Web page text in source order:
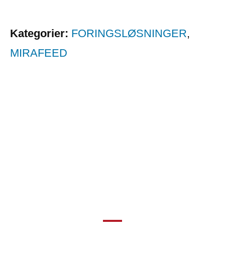
Kategorier: FORINGSLØSNINGER,
MIRAFEED